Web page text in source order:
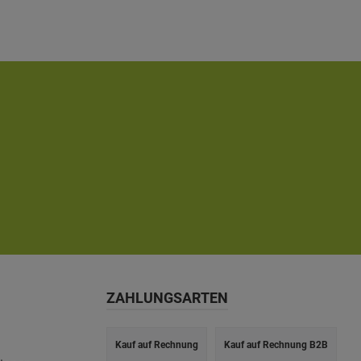
Rohrschellen, Regenrinnenhaltern, Silikonkartusche zum
ZAHLUNGSARTEN
Kauf auf Rechnung Kauf auf Rechnung B2B